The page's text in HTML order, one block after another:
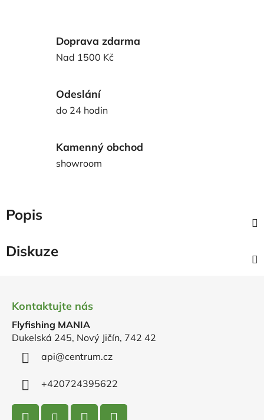
Doprava zdarma
Nad 1500 Kč
Odeslání
do 24 hodin
Kamenný obchod
showroom
Popis
Diskuze
Kontaktujte nás
Flyfishing MANIA
Dukelská 245, Nový Jičín, 742 42
api@centrum.cz
+420724395622